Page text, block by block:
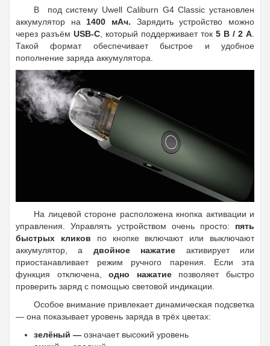
В под систему Uwell Caliburn G4 Classic установлен
аккумулятор на1400 мАч. Зарядить устройство можно
через разъём USB-C, который поддерживает ток 5 В / 2 А.
Такой формат обеспечивает быстрое и удобное
пополнение заряда аккумулятора.
На лицевой стороне расположена кнопка активации и
управления. Управлять устройством очень просто: пять
быстрых кликов по кнопке включают или выключают
аккумулятор, а двойное нажатие активирует или
приостанавливает режим ручного парения. Если эта
функция отключена,одно нажатиепозволяет быстро
проверить заряд с помощью световой индикации.
Особое внимание привлекает динамическая подсветка
— она показывает уровень заряда в трёх цветах:
зелёный — означает высокий уровень